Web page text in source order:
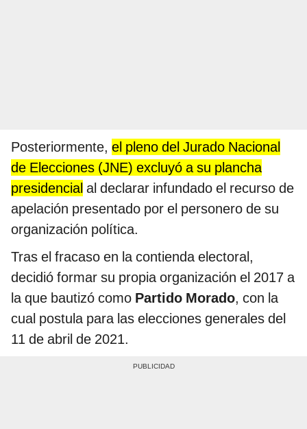
Posteriormente, el pleno del Jurado Nacional
de Elecciones (JNE) excluyó a su plancha
presidencial al declarar infundado el recurso de
apelación presentado por el personero de su
organización política.
Tras el fracaso en la contienda electoral,
decidió formar su propia organización el 2017 a
la que bautizó como Partido Morado, con la
cual postula para las elecciones generales del
11 de abril de 2021.